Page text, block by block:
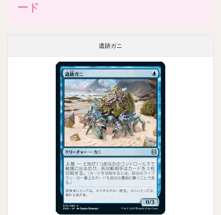
ード
遺跡ガニ